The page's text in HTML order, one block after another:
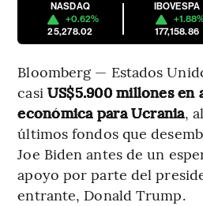
NASDAQ
+0.62%
25,278.02
IBOVESPA
177,158.86
Bloomberg — Estados
casi US$5.900 millones
económica para Ucrania,
últimos fondos que
Joe Biden antes de un
apoyo por parte del
entrante, Donald Trump.